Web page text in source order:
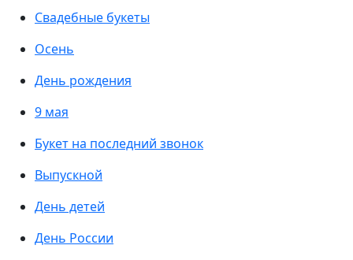
Свадебные букеты
Осень
День рождения
9 мая
Букет на последний звонок
Выпускной
День детей
День России